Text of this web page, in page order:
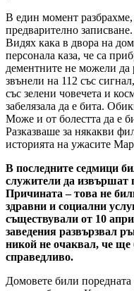
В един момент
предварително
Видях кака в двора на
персонала каза, че са
дементните не можели да
звънели на 112 със
със зелени човечета и
забелязала да е бита.
Може и от болестта да е
Разказваше за някакви
историята на ужасите
В последните седмици
служители да извършат
Причината – това не
здравни и социални
съществували от 10
заведения развързвал
никой не очаквал, че ще
справедливо.
Домовете били поредната